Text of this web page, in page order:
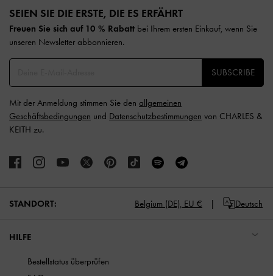
SEIEN SIE DIE ERSTE, DIE ES ERFÄHRT​
Freuen Sie sich auf 10 % Rabatt bei Ihrem ersten Einkauf, wenn Sie
unseren Newsletter abbonnieren.​
SUBSCRIBE
Mit der Anmeldung stimmen Sie den allgemeinen
Geschäftsbedingungen und Datenschutzbestimmungen von CHARLES &
KEITH zu.
STANDORT: Belgium (DE), EU € Deutsch
HILFE
Bestellstatus überprüfen